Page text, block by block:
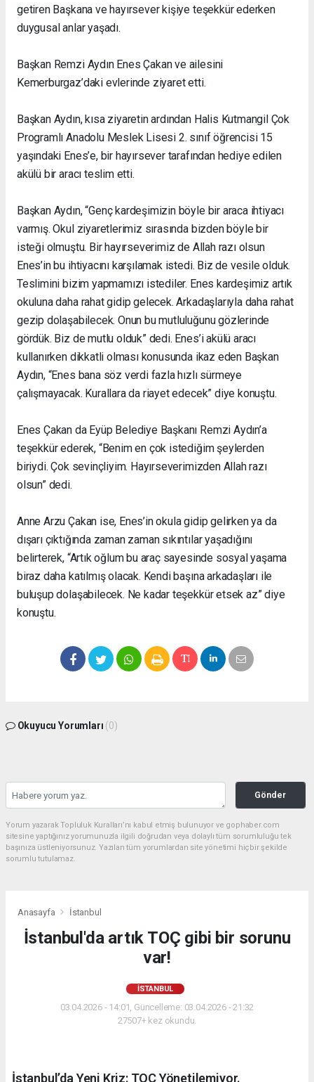
getiren Başkana ve hayırsever kişiye teşekkür ederken
duygusal anlar yaşadı.
Başkan Remzi Aydın Enes Çakan ve ailesini
Kemerburgaz’daki evlerinde ziyaret etti.
Başkan Aydın, kısa ziyaretin ardından Halis Kutmangil Çok
Programlı Anadolu Meslek Lisesi 2. sınıf öğrencisi 15
yaşındaki Enes’e, bir hayırsever tarafından hediye edilen
akülü bir aracı teslim etti.
Başkan Aydın, “Genç kardeşimizin böyle bir araca ihtiyacı
varmış. Okul ziyaretlerimiz sırasında bizden böyle bir
isteği olmuştu. Bir hayırseverimiz de Allah razı olsun
Enes’in bu ihtiyacını karşılamak istedi. Biz de vesile olduk.
Teslimini bizim yapmamızı istediler. Enes kardeşimiz artık
okuluna daha rahat gidip gelecek. Arkadaşlarıyla daha rahat
gezip dolaşabilecek. Onun bu mutluluğunu gözlerinde
gördük. Biz de mutlu olduk” dedi. Enes’i akülü aracı
kullanırken dikkatli olması konusunda ikaz eden Başkan
Aydın, “Enes bana söz verdi fazla hızlı sürmeye
çalışmayacak. Kurallara da riayet edecek” diye konuştu.
Enes Çakan da Eyüp Belediye Başkanı Remzi Aydın’a
teşekkür ederek, “Benim en çok istediğim şeylerden
biriydi. Çok sevinçliyim. Hayırseverimizden Allah razı
olsun” dedi.
Anne Arzu Çakan ise, Enes’in okula gidip gelirken ya da
dışarı çıktığında zaman zaman sıkıntılar yaşadığını
belirterek, “Artık oğlum bu araç sayesinde sosyal yaşama
biraz daha katılmış olacak. Kendi başına arkadaşları ile
buluşup dolaşabilecek. Ne kadar teşekkür etsek az” diye
konuştu.
Okuyucu Yorumları (0)
Gönder
Yorum yazarak Topluluk Kuralları’nı kabul etmiş bulunuyor ve gophaber.com
sitesine yaptığınız yorumunuzla ilgili doğrudan veya dolaylı tüm sorumluluğu tek
başınıza üstleniyorsunuz. Yazılan tüm yorumlardan site yönetimi hiçbir şekilde
sorumlu tutulamaz.
Anasayfa İstanbul
İstanbul'da artık TOÇ gibi bir sorunu
var!
İSTANBUL
03.04.2026 - 14:01, Güncelleme: 03.04.2026 - 21:32
27507+ kez okundu.
İstanbul’da Yeni Kriz: TOÇ Yönetilemiyor.